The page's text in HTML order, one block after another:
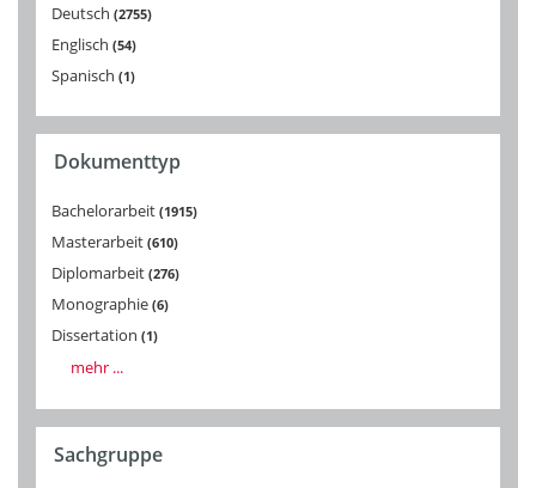
Deutsch 2755
Englisch 54
Spanisch 1
Dokumenttyp
Bachelorarbeit 1915
Masterarbeit 610
Diplomarbeit 276
Monographie 6
Dissertation 1
mehr ...
Sachgruppe